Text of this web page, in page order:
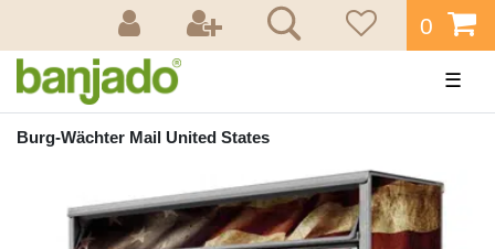
0
☰
Burg-Wächter Mail United States